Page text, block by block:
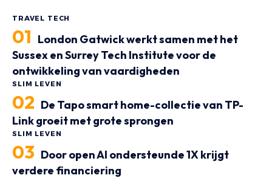
TRAVEL TECH
London Gatwick werkt samen met het
Sussex en Surrey Tech Institute voor de
ontwikkeling van vaardigheden
SLIM LEVEN
De Tapo smart home-collectie van TP-
Link groeit met grote sprongen
SLIM LEVEN
Door open AI ondersteunde 1X krijgt
verdere financiering